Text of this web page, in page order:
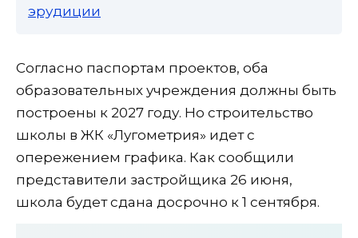
эрудиции
Согласно паспортам проектов, оба
образовательных учреждения должны быть
построены к 2027 году. Но строительство
школы в ЖК «Лугометрия» идет с
опережением графика. Как сообщили
представители застройщика 26 июня,
школа будет сдана досрочно к 1 сентября.